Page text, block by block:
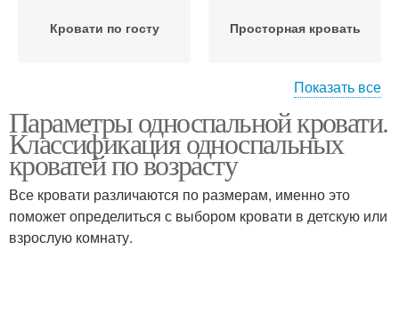
Кровати по госту Просторная кровать
Полуторная кровать Кровати с ящиками
Кровать с выдвижными
ящиками
Показать все
Параметры односпальной кровати.
Классификация односпальных
кроватей по возрасту
Все кровати различаются по размерам, именно это
поможет определиться с выбором кровати в детскую или
взрослую комнату.